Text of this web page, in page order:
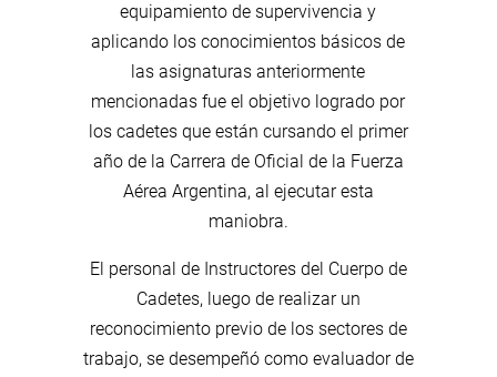
equipamiento de supervivencia y
aplicando los conocimientos básicos de
las asignaturas anteriormente
mencionadas fue el objetivo logrado por
los cadetes que están cursando el primer
año de la Carrera de Oficial de la Fuerza
Aérea Argentina, al ejecutar esta
maniobra.
El personal de Instructores del Cuerpo de
Cadetes, luego de realizar un
reconocimiento previo de los sectores de
trabajo, se desempeñó como evaluador de